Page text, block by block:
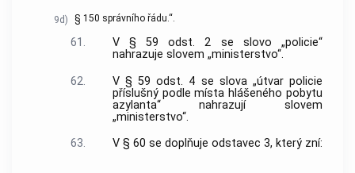
9d) § 150 správního řádu.“.
61.
V § 59 odst. 2 se slovo „policie“
nahrazuje slovem „ministerstvo“.
62.
V § 59 odst. 4 se slova „útvar policie
příslušný podle místa hlášeného pobytu
azylanta“ nahrazují slovem
„ministerstvo“.
63.
V § 60 se doplňuje odstavec 3, který zní: